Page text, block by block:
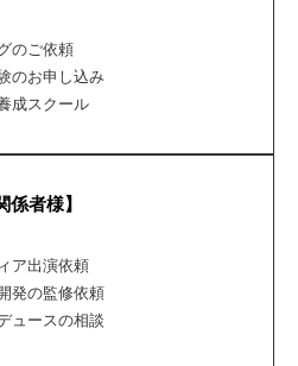
のご依頼
のお申し込み
成スクール
係者様】
ア出演依頼
発の監修依頼
ュースの相談